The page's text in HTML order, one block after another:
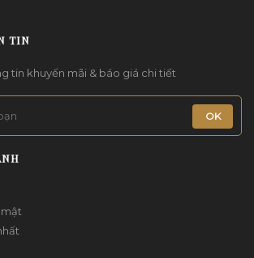
TIN
tin khuyến mãi & báo giá chi tiết
OK